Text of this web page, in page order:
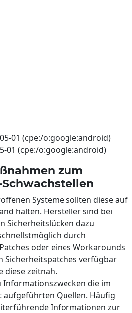
01 (cpe:/o:google:android)
01 (cpe:/o:google:android)
zum
Systeme sollten diese auf
halten. Hersteller sind bei
Sicherheitslücken dazu
durch
oder eines Workarounds
Sicherheitspatches verfügbar
diese zeitnah.
Informationszwecken die im
aufgeführten Quellen. Häufig
Informationen zur